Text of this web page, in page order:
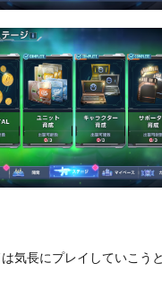
気長にプレイしていこう